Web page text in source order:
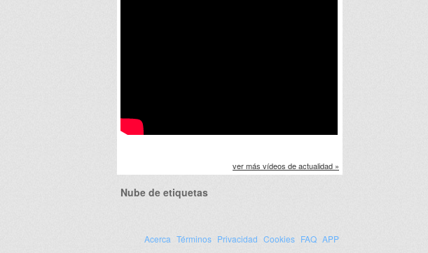
ver más vídeos de actualidad »
Nube de etiquetas
Acerca Términos Privacidad Cookies FAQ APP